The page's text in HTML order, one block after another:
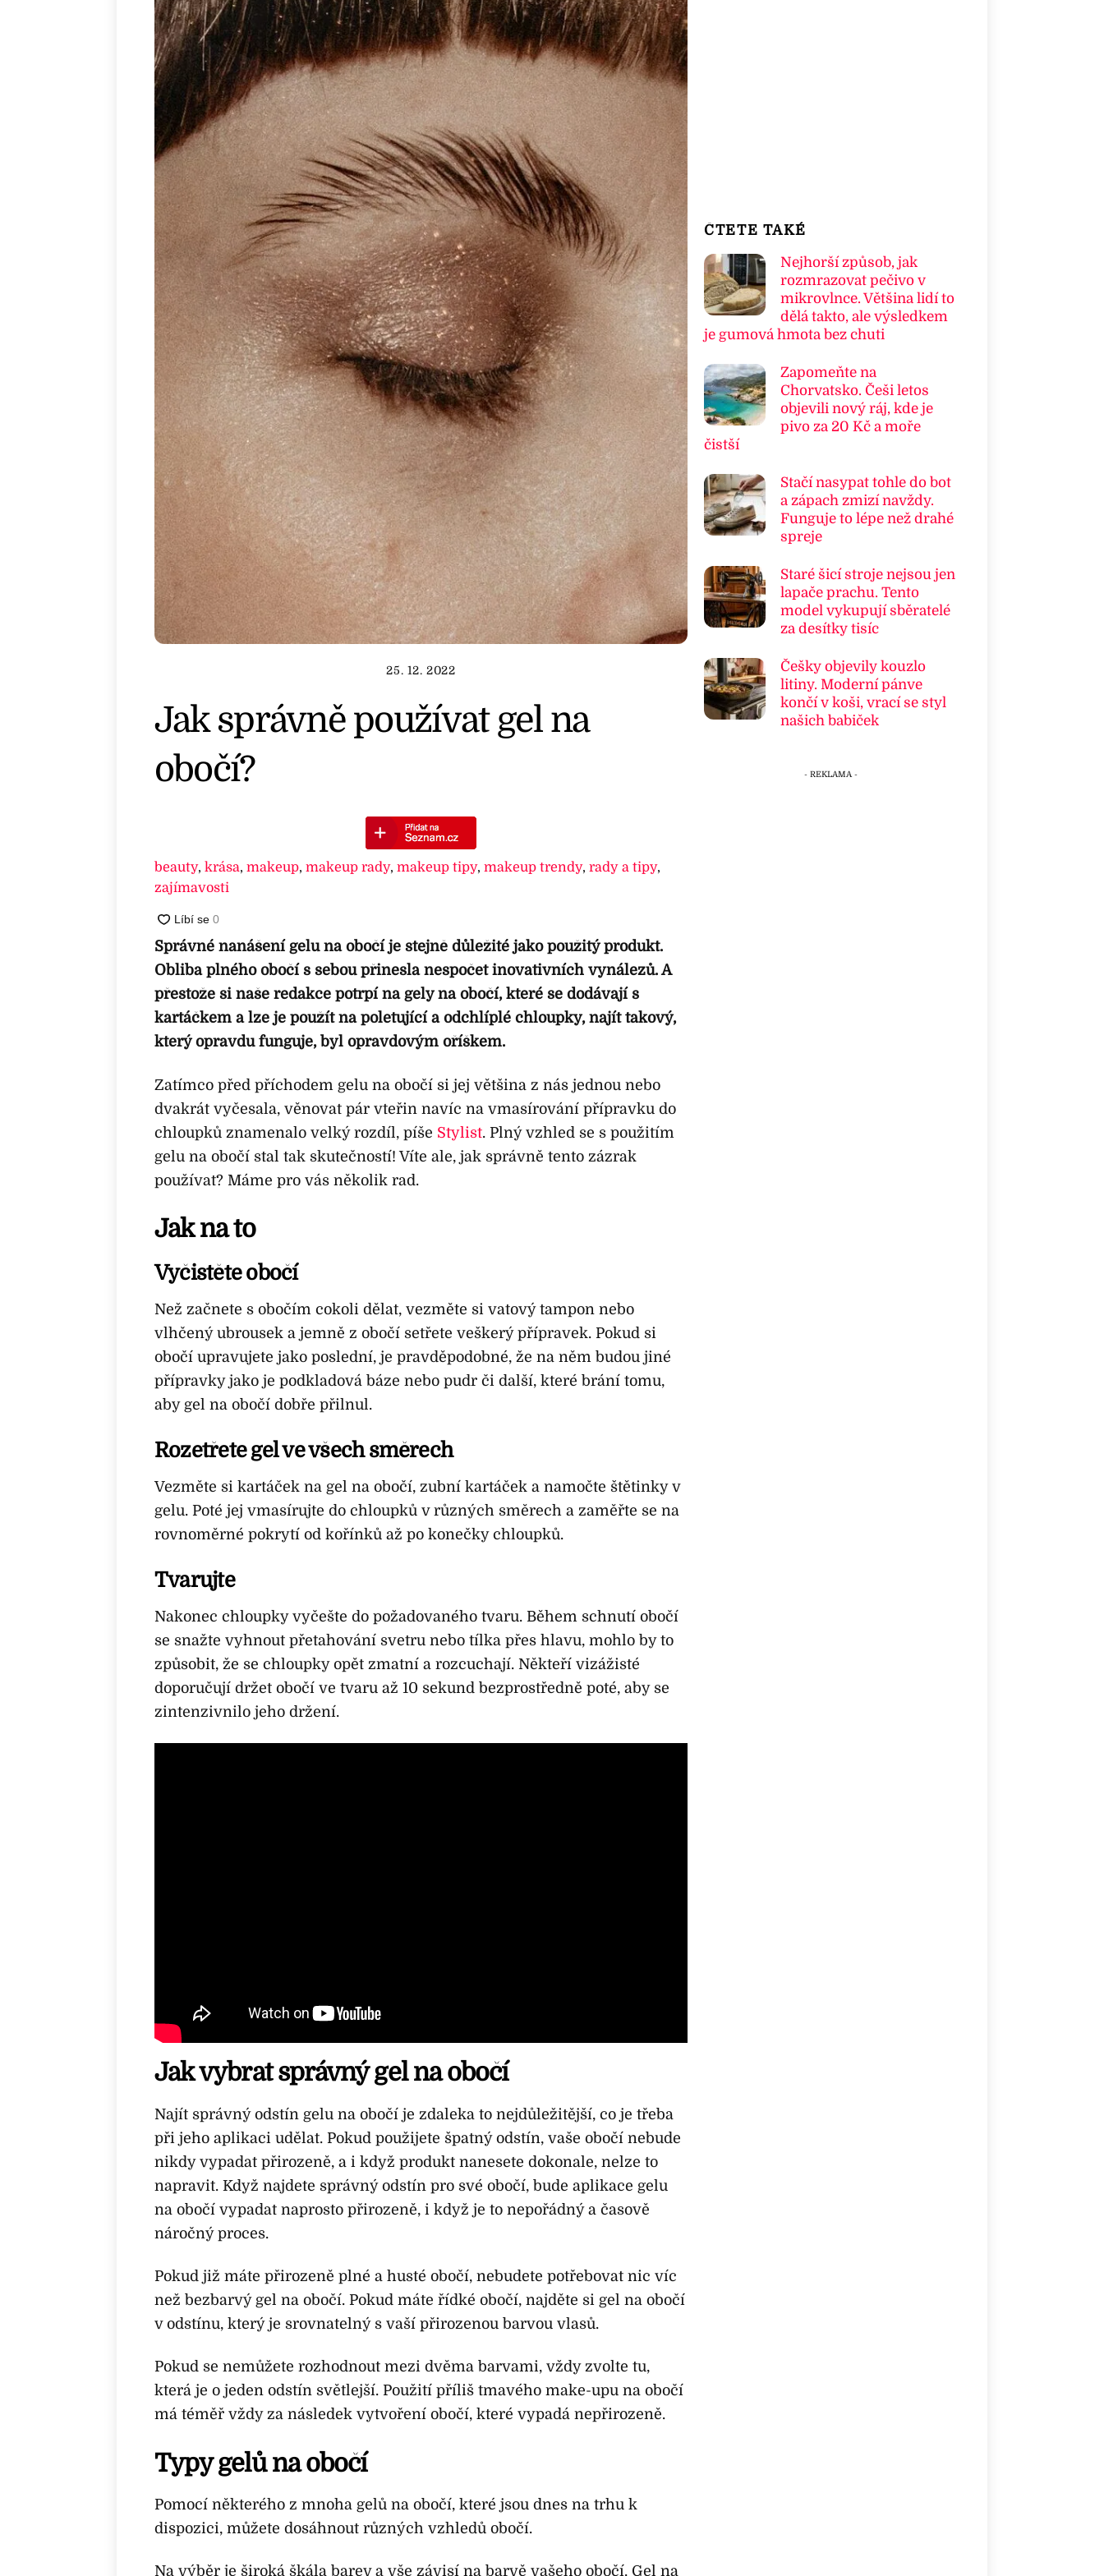
25. 12. 2022
Jak správně používat gel na
obočí?
beauty, krása, makeup, makeup rady, makeup tipy, makeup trendy, rady a tipy,
zajímavosti
Správné nanášení gelu na obočí je stejně důležité jako použitý produkt.
Obliba plného obočí s sebou přinesla nespočet inovativních vynálezů. A
přestože si naše redakce potrpí na gely na obočí, které se dodávají s
kartáčkem a lze je použít na poletující a odchlíplé chloupky, najít takový,
který opravdu funguje, byl opravdovým oříškem.
Zatímco před příchodem gelu na obočí si jej většina z nás jednou nebo
dvakrát vyčesala, věnovat pár vteřin navíc na vmasírování přípravku do
chloupků znamenalo velký rozdíl, píše Stylist. Plný vzhled se s použitím
gelu na obočí stal tak skutečností! Víte ale, jak správně tento zázrak
používat? Máme pro vás několik rad.
Jak na to
Vyčistěte obočí
Než začnete s obočím cokoli dělat, vezměte si vatový tampon nebo
vlhčený ubrousek a jemně z obočí setřete veškerý přípravek. Pokud si
obočí upravujete jako poslední, je pravděpodobné, že na něm budou jiné
přípravky jako je podkladová báze nebo pudr či další, které brání tomu,
aby gel na obočí dobře přilnul.
Rozetřete gel ve všech směrech
Vezměte si kartáček na gel na obočí, zubní kartáček a namočte štětinky v
gelu. Poté jej vmasírujte do chloupků v různých směrech a zaměřte se na
rovnoměrné pokrytí od kořínků až po konečky chloupků.
Tvarujte
Nakonec chloupky vyčešte do požadovaného tvaru. Během schnutí obočí
se snažte vyhnout přetahování svetru nebo tílka přes hlavu, mohlo by to
způsobit, že se chloupky opět zmatní a rozcuchají. Někteří vizážisté
doporučují držet obočí ve tvaru až 10 sekund bezprostředně poté, aby se
zintenzivnilo jeho držení.
Jak vybrat správný gel na obočí
Najít správný odstín gelu na obočí je zdaleka to nejdůležitější, co je třeba
při jeho aplikaci udělat. Pokud použijete špatný odstín, vaše obočí nebude
nikdy vypadat přirozeně, a i když produkt nanesete dokonale, nelze to
napravit. Když najdete správný odstín pro své obočí, bude aplikace gelu
na obočí vypadat naprosto přirozeně, i když je to nepořádný a časově
náročný proces.
Pokud již máte přirozeně plné a husté obočí, nebudete potřebovat nic víc
než bezbarvý gel na obočí. Pokud máte řídké obočí, najděte si gel na obočí
v odstínu, který je srovnatelný s vaší přirozenou barvou vlasů.
Pokud se nemůžete rozhodnout mezi dvěma barvami, vždy zvolte tu,
která je o jeden odstín světlejší. Použití příliš tmavého make-upu na obočí
má téměř vždy za následek vytvoření obočí, které vypadá nepřirozeně.
Typy gelů na obočí
Pomocí některého z mnoha gelů na obočí, které jsou dnes na trhu k
dispozici, můžete dosáhnout různých vzhledů obočí.
Na výběr je široká škála barev a vše závisí na barvě vašeho obočí. Gel na
ČTETE TAKÉ
Nejhorší způsob, jak
rozmrazovat pečivo v
mikrovlnce. Většina lidí to
dělá takto, ale výsledkem
je gumová hmota bez chuti
Zapomeňte na
Chorvatsko. Češi letos
objevili nový ráj, kde je
pivo za 20 Kč a moře
čistší
Stačí nasypat tohle do bot
a zápach zmizí navždy.
Funguje to lépe než drahé
spreje
Staré šicí stroje nejsou jen
lapače prachu. Tento
model vykupují sběratelé
za desítky tisíc
Češky objevily kouzlo
litiny. Moderní pánve
končí v koši, vrací se styl
našich babiček